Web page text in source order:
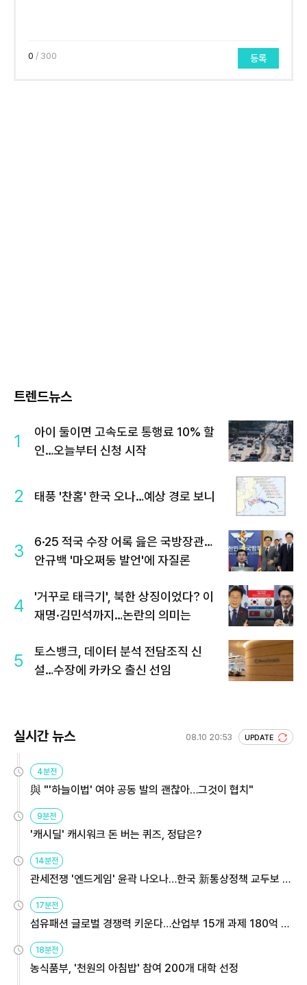
0 / 300 등록
트렌드뉴스
1
아이 둘이면 고속도로 통행료 10% 할
인…오늘부터 신청 시작
2 태풍 '찬홈' 한국 오나…예상 경로 보니
3
6·25 적국 수장 어록 읊은 국방장관…
안규백 '마오쩌둥 발언'에 자질론
4
'거꾸로 태극기', 북한 상징이었다? 이
재명·김민석까지…논란의 의미는
5
토스뱅크, 데이터 분석 전담조직 신
설…수장에 카카오 출신 선임
실시간 뉴스 08.10 20:53 UPDATE
4분전
與 "'하늘이법' 여야 공동 발의 괜찮아…그것이 협치"
9분전
'캐시딜' 캐시워크 돈 버는 퀴즈, 정답은?
14분전
관세전쟁 '엔드게임' 윤곽 나오나…한국 新통상정책 교두보 활
용해야
17분전
섬유패션 글로벌 경쟁력 키운다…산업부 15개 과제 180억 지
원
18분전
농식품부, '천원의 아침밥' 참여 200개 대학 선정